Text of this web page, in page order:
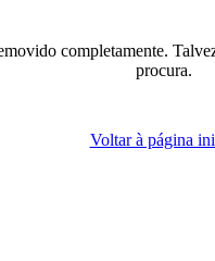
completamente.
procura.
Voltar à página